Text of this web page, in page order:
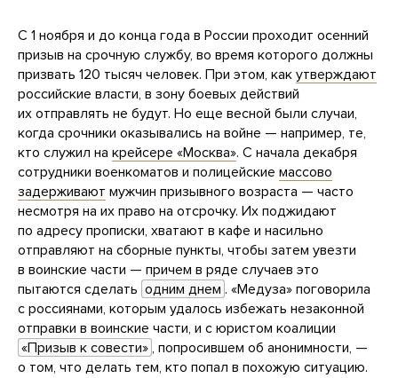
С 1 ноября и до конца года в России проходит осенний
призыв на срочную службу, во время которого должны
призвать 120 тысяч человек. При этом, как утверждают
российские власти, в зону боевых действий
их отправлять не будут. Но еще весной были случаи,
когда срочники оказывались на войне — например, те,
кто служил на крейсере «Москва». С начала декабря
сотрудники военкоматов и полицейские массово
задерживают мужчин призывного возраста — часто
несмотря на их право на отсрочку. Их поджидают
по адресу прописки, хватают в кафе и насильно
отправляют на сборные пункты, чтобы затем увезти
в воинские части — причем в ряде случаев это
пытаются сделать одним днем . «Медуза» поговорила
с россиянами, которым удалось избежать незаконной
отправки в воинские части, и с юристом коалиции
«Призыв к совести» , попросившем об анонимности, —
о том, что делать тем, кто попал в похожую ситуацию.